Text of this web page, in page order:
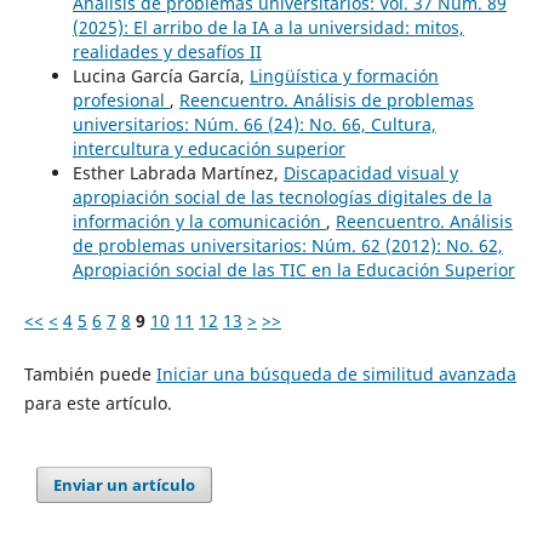
(2025): El arribo de la IA a la universidad: mitos,
realidades y desafíos II
Lucina García García, Lingüística y formación
profesional , Reencuentro. Análisis de problemas
universitarios: Núm. 66 (24): No. 66, Cultura,
intercultura y educación superior
Esther Labrada Martínez, Discapacidad visual y
apropiación social de las tecnologías digitales de la
información y la comunicación , Reencuentro. Análisis
de problemas universitarios: Núm. 62 (2012): No. 62,
Apropiación social de las TIC en la Educación Superior
<< < 4 5 6 7 8 9 10 11 12 13 > >>
También puede Iniciar una búsqueda de similitud avanzada
para este artículo.
Enviar un artículo